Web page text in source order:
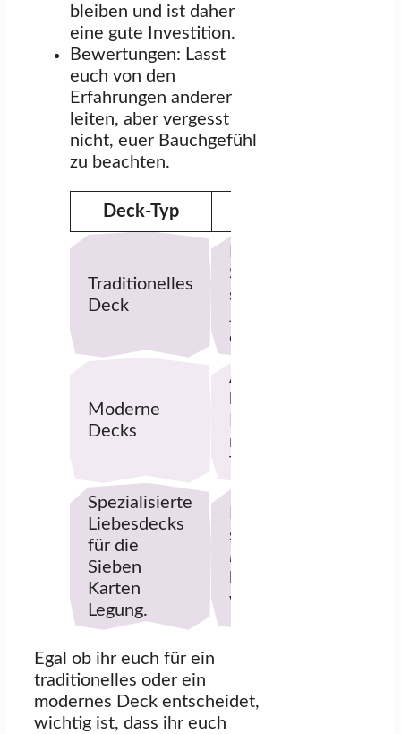
bleiben und ist daher
eine gute Investition.
Bewertungen: Lasst
euch von den
Erfahrungen anderer
leiten, aber vergesst
nicht, euer Bauchgefühl
zu beachten.
Deck-Typ
Traditionelles
Deck
Symbolik, die
sich über
Jahrhunderte
entwickelt hat
Moderne
Decks
Aktuelle
mit modernen
Themen
Spezialisierte
Liebesdecks
für die
Sieben
Karten
Legung.
speziell für
Beziehung
wurden
Egal ob ihr euch für ein
traditionelles oder ein
modernes Deck entscheidet,
wichtig ist, dass ihr euch